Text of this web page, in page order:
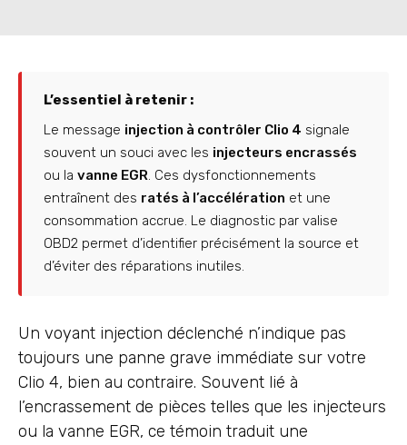
L’essentiel à retenir :
Le message injection à contrôler Clio 4 signale
souvent un souci avec les injecteurs encrassés
ou la vanne EGR. Ces dysfonctionnements
entraînent des ratés à l’accélération et une
consommation accrue. Le diagnostic par valise
OBD2 permet d’identifier précisément la source et
d’éviter des réparations inutiles.
Un voyant injection déclenché n’indique pas
toujours une panne grave immédiate sur votre
Clio 4, bien au contraire. Souvent lié à
l’encrassement de pièces telles que les injecteurs
ou la vanne EGR, ce témoin traduit une